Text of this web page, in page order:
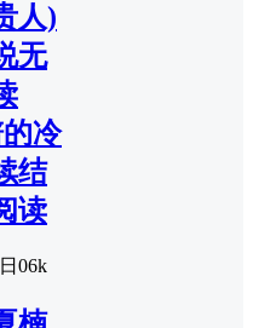
人)
无
的冷
结
读
06k